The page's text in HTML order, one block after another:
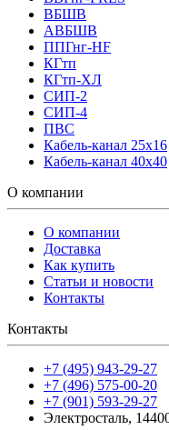
ВБШВ
АВБШВ
ППГнг-HF
КГтп
КГтп-ХЛ
СИП-2
СИП-4
ПВС
Кабель-канал 25х16
Кабель-канал 40х40
О компании
О компании
Доставка
Как купить
Статьи и новости
Контакты
Контакты
+7 (495) 943-29-27
+7 (496) 575-00-20
+7 (901) 593-29-27
Электросталь,